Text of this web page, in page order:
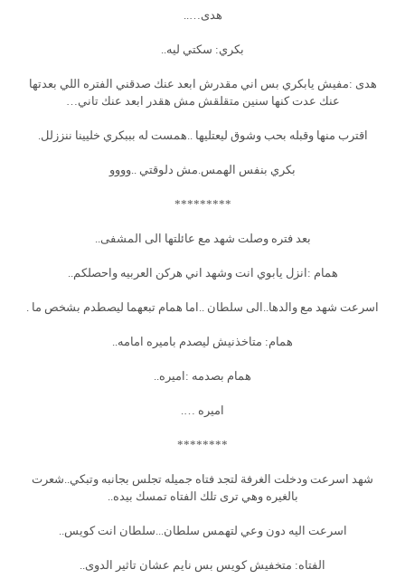
هدى…..
بكري: سكتي ليه..
هدى :مفيش يابكري بس اني مقدرش ابعد عنك صدقني الفتره اللي بعدتها
عنك عدت كنها سنين متقلقش مش هقدر ابعد عنك تاني…
اقترب منها وقبله بحب وشوق ليعتليها ..همست له بببكري خليينا ننززلل.
بكري بنفس الهمس.مش دلوقتي ..وووو
*********
بعد فتره وصلت شهد مع عائلتها الى المشفى..
همام :انزل يابوي انت وشهد اني هركن العربيه واحصلكم..
اسرعت شهد مع والدها..الى سلطان ..اما همام تبعهما ليصطدم بشخص ما .
همام: متاخذنيش ليصدم باميره امامه..
همام بصدمه :اميره..
اميره ….
********
شهد اسرعت ودخلت الغرفة لتجد فتاه جميله تجلس بجانبه وتبكي..شعرت
بالغيره وهي ترى تلك الفتاه تمسك بيده..
اسرعت اليه دون وعي لتهمس سلطان...سلطان انت كويس..
الفتاه: متخفيش كويس بس نايم عشان تاثير الدوى..